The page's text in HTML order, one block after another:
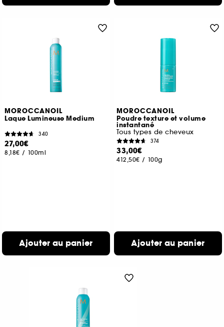
MOROCCANOIL
Laque Lumineuse Medium
340
27,00€
8,18€ / 100ml
Ajouter au panier
MOROCCANOIL
Poudre texture et volume
instantané
Tous types de cheveux
374
33,00€
412,50€ / 100g
Ajouter au panier